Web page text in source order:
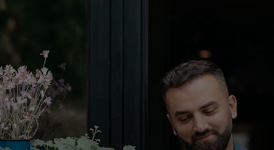
Para empresas
Para el mundo
Para innovadores